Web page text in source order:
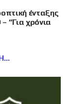
ένταξης
“Για χρόνια